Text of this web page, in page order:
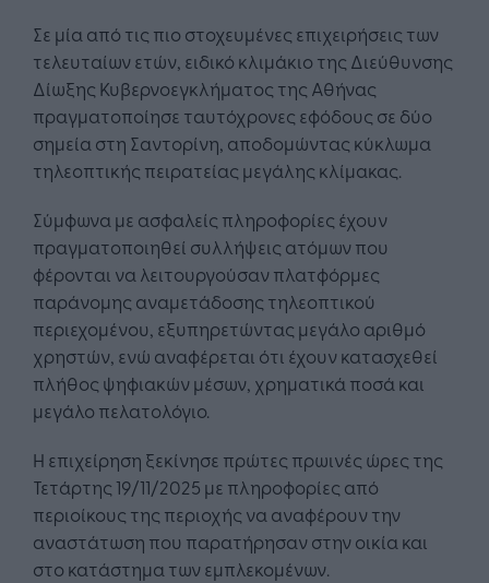
Σε μία από τις πιο στοχευμένες επιχειρήσεις των
τελευταίων ετών, ειδικό κλιμάκιο της Διεύθυνσης
Δίωξης Κυβερνοεγκλήματος της Αθήνας
πραγματοποίησε ταυτόχρονες εφόδους σε δύο
σημεία στη Σαντορίνη, αποδομώντας κύκλωμα
τηλεοπτικής πειρατείας μεγάλης κλίμακας.
Σύμφωνα με ασφαλείς πληροφορίες έχουν
πραγματοποιηθεί συλλήψεις ατόμων που
φέρονται να λειτουργούσαν πλατφόρμες
παράνομης αναμετάδοσης τηλεοπτικού
περιεχομένου, εξυπηρετώντας μεγάλο αριθμό
χρηστών, ενώ αναφέρεται ότι έχουν κατασχεθεί
πλήθος ψηφιακών μέσων, χρηματικά ποσά και
μεγάλο πελατολόγιο.
Η επιχείρηση ξεκίνησε πρώτες πρωινές ώρες της
Τετάρτης 19/11/2025 με πληροφορίες από
περιοίκους της περιοχής να αναφέρουν την
αναστάτωση που παρατήρησαν στην οικία και
στο κατάστημα των εμπλεκομένων.